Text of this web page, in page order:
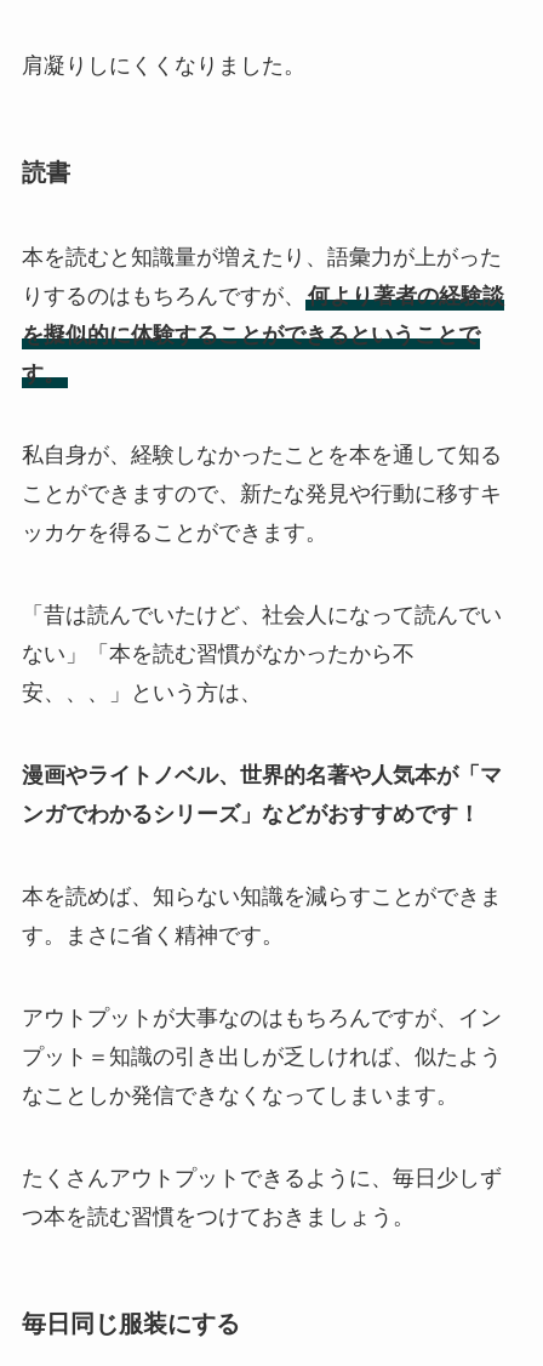
肩凝りしにくくなりました。
読書
本を読むと知識量が増えたり、語彙力が上がった
りするのはもちろんですが、 何より著者の経験談
を擬似的に体験することができるということで
す。
私自身が、経験しなかったことを本を通して知る
ことができますので、新たな発見や行動に移すキ
ッカケを得ることができます。
「昔は読んでいたけど、社会人になって読んでい
ない」「本を読む習慣がなかったから不
安、、、」という方は、
漫画やライトノベル、世界的名著や人気本が「マ
ンガでわかるシリーズ」などがおすすめです！
本を読めば、知らない知識を減らすことができま
す。まさに省く精神です。
アウトプットが大事なのはもちろんですが、イン
プット＝知識の引き出しが乏しければ、似たよう
なことしか発信できなくなってしまいます。
たくさんアウトプットできるように、毎日少しず
つ本を読む習慣をつけておきましょう。
毎日同じ服装にする